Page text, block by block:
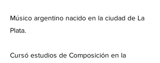
Músico argentino nacido en la ciudad de La
Plata.
Cursó estudios de Composición en la